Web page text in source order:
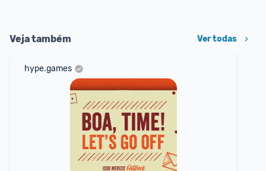
Veja também Ver todas
hype.games